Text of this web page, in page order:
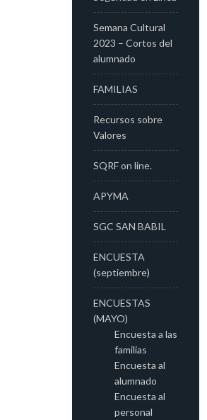
Semana Cultural
2023 – Cortos del
alumnado
FAMILIAS
Recursos sobre
Valores
SQRF on line.
APYMA
SGC SAN BABIL
ENCUESTA
(septiembre)
ENCUESTAS
(MAYO)
Encuesta a las
familias
Encuesta al
alumnado
Encuesta al
personal